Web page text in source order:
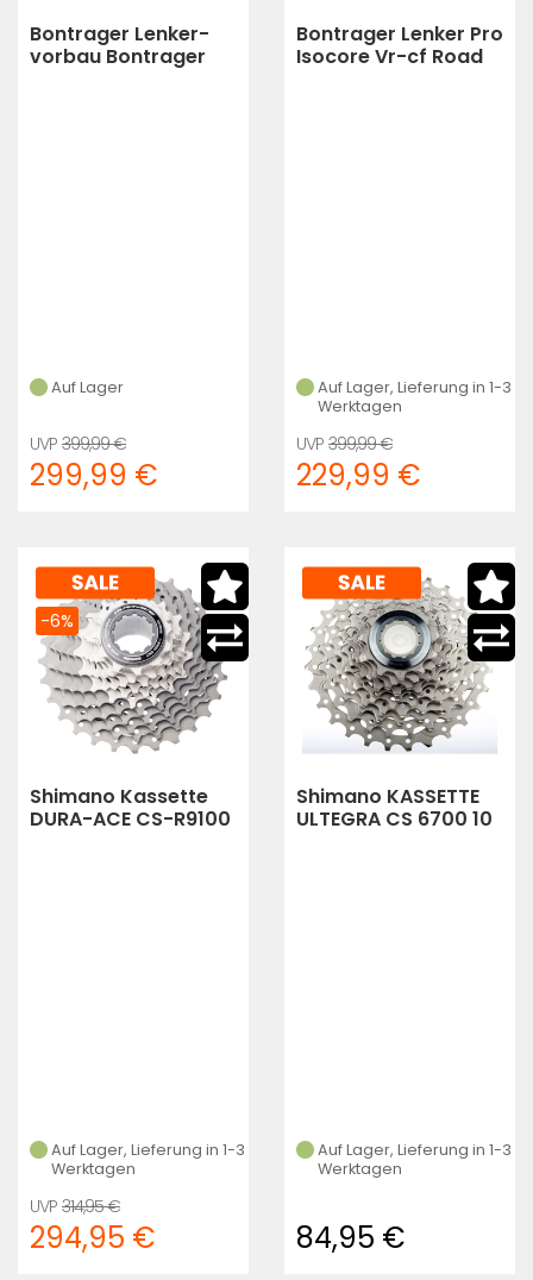
Bontrager Lenker-
vorbau Bontrager
Auf Lager
399,99 €
299,99 €
Bontrager Lenker Pro
Isocore Vr-cf Road
Auf Lager, Lieferung in 1-3
Werktagen
399,99 €
229,99 €
Shimano Kassette
DURA-ACE CS-R9100
Auf Lager, Lieferung in 1-3
Werktagen
-6%
314,95 €
294,95 €
Shimano KASSETTE
ULTEGRA CS 6700 10
Auf Lager, Lieferung in 1-3
Werktagen
84,95 €